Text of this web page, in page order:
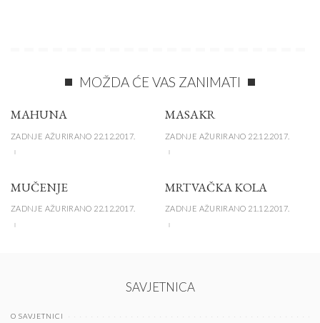
MOŽDA ĆE VAS ZANIMATI
MAHUNA
ZADNJE AŽURIRANO 22.12.2017.
MASAKR
ZADNJE AŽURIRANO 22.12.2017.
MUČENJE
ZADNJE AŽURIRANO 22.12.2017.
MRTVAČKA KOLA
ZADNJE AŽURIRANO 21.12.2017.
SAVJETNICA
O SAVJETNICI